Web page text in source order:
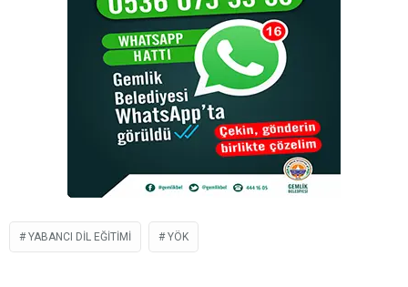
YABANCI DIL EĞITIMI YÖK